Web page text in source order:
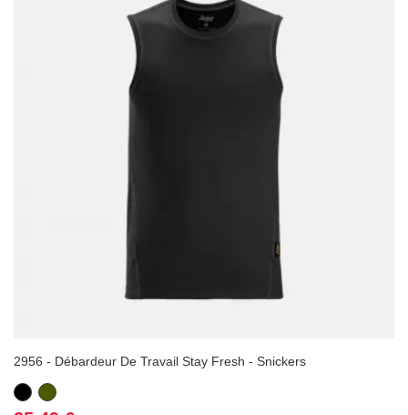
2956 - Débardeur De Travail Stay Fresh - Snickers
Noir Vert
Kaki